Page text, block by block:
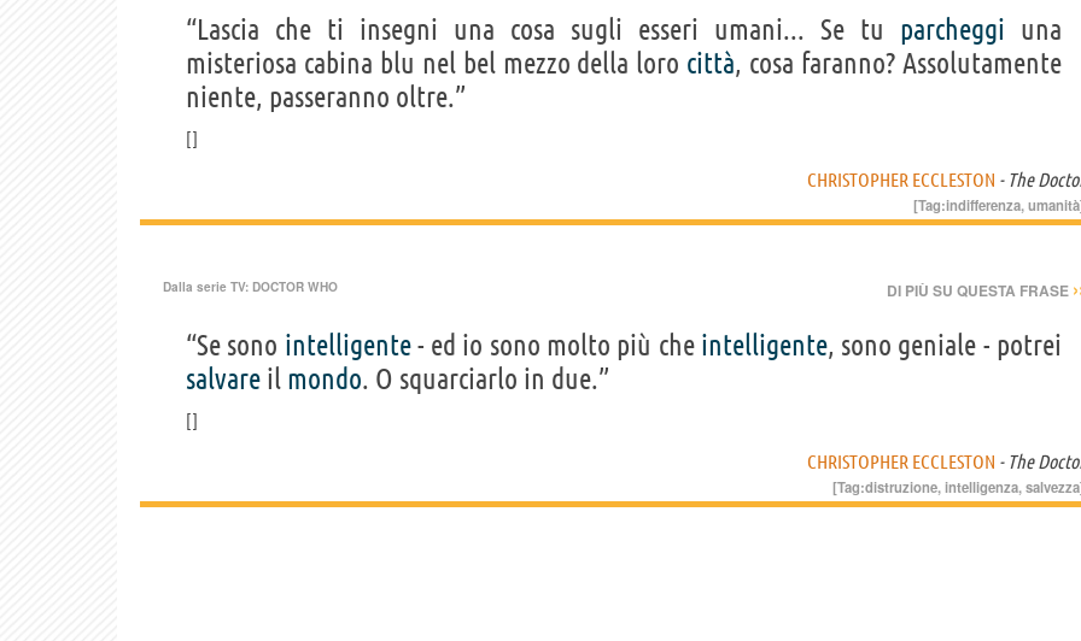
“Lascia che ti insegni una cosa sugli esseri umani... Se tu parcheggi una
misteriosa cabina blu nel bel mezzo della loro città, cosa faranno? Assolutamente
niente, passeranno oltre.”
CHRISTOPHER ECCLESTON - The
[Tag:indifferenza,umanità
Dalla serie TV: DOCTOR WHO DI PIÙ SU QUESTA FRASE
“Se sono intelligente- ed io sono molto più che intelligente, sono geniale - potrei
salvare il mondo. O squarciarlo in due.”
CHRISTOPHER ECCLESTON - The
[Tag:distruzione,intelligenza,salvezza